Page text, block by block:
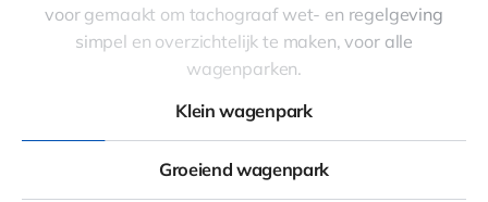
voor gemaakt om tachograaf wet- en regelgeving
simpel en overzichtelijk te maken, voor alle
wagenparken.
Klein wagenpark
Groeiend wagenpark